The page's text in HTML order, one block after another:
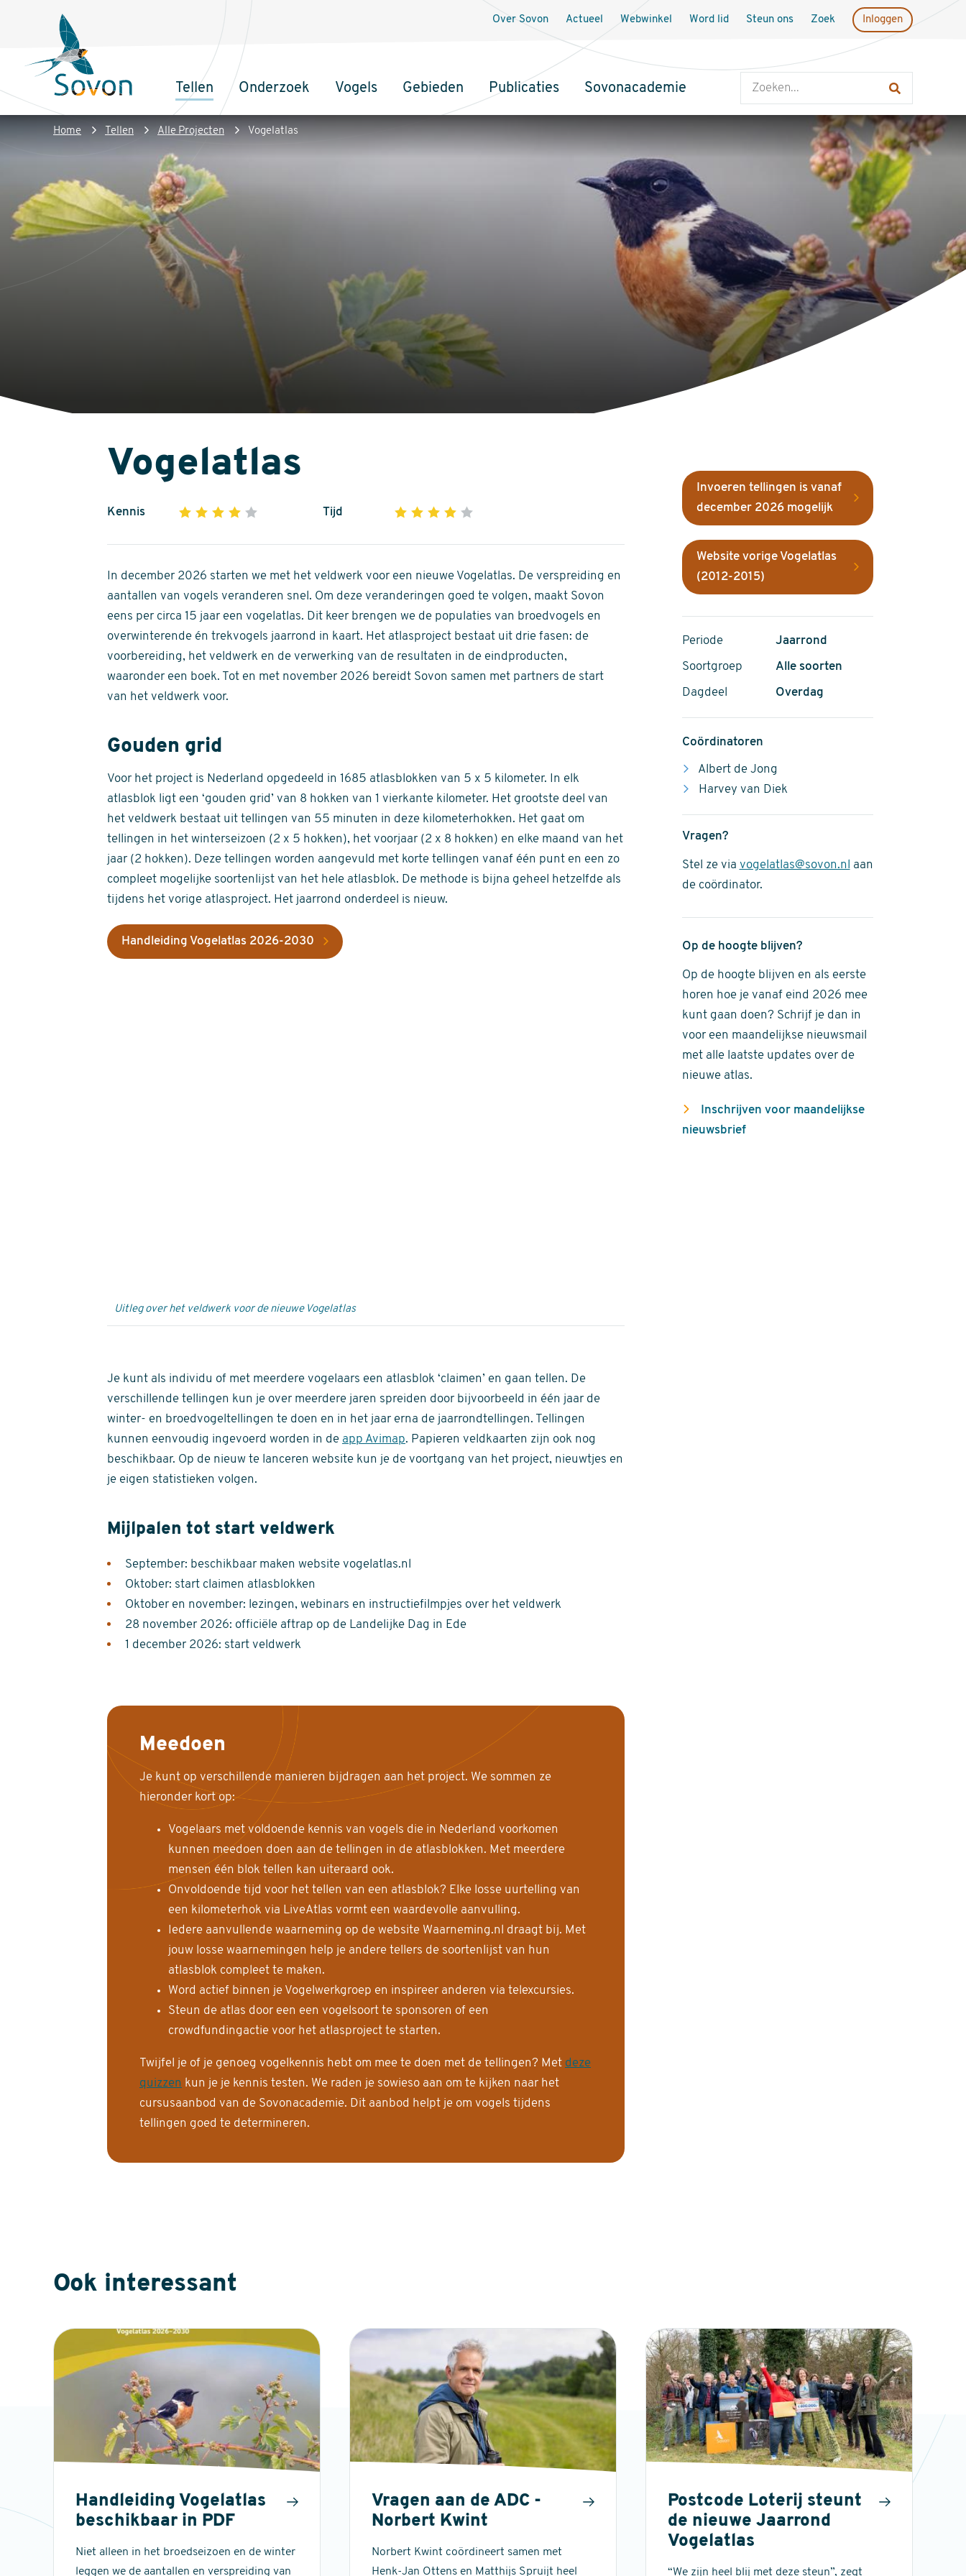
inhoud
Sovon
Homepage
Hoofdnavigatie
Tellen Onderzoek Vogels Gebieden Publicaties Sovonacademie
Over Sovon Actueel Webwinkel Word lid Steun ons Zoek Inloggen
Kruimelpad
Home Tellen Alle Projecten Vogelatlas
Vogelatlas
Kennis 1 2 3 4
of
5
stars
Tijd 1 2 3 4
of
5
stars
In december 2026 starten we met het veldwerk voor een nieuwe Vogelatlas. De verspreiding en
aantallen van vogels veranderen snel. Om deze veranderingen goed te volgen, maakt Sovon
eens per circa 15 jaar een vogelatlas. Dit keer brengen we de populaties van broedvogels en
overwinterende én trekvogels jaarrond in kaart. Het atlasproject bestaat uit drie fasen: de
voorbereiding, het veldwerk en de verwerking van de resultaten in de eindproducten,
waaronder een boek. Tot en met november 2026 bereidt Sovon samen met partners de start
van het veldwerk voor.
Gouden grid
Voor het project is Nederland opgedeeld in 1685 atlasblokken van 5 x 5 kilometer. In elk
atlasblok ligt een ‘gouden grid’ van 8 hokken van 1 vierkante kilometer. Het grootste deel van
het veldwerk bestaat uit tellingen van 55 minuten in deze kilometerhokken. Het gaat om
tellingen in het winterseizoen (2 x 5 hokken), het voorjaar (2 x 8 hokken) en elke maand van het
jaar (2 hokken). Deze tellingen worden aangevuld met korte tellingen vanaf één punt en een zo
compleet mogelijke soortenlijst van het hele atlasblok. De methode is bijna geheel hetzelfde als
tijdens het vorige atlasproject. Het jaarrond onderdeel is nieuw.
Handleiding Vogelatlas 2026-2030
Uitleg over het veldwerk voor de nieuwe Vogelatlas
Je kunt als individu of met meerdere vogelaars een atlasblok ‘claimen’ en gaan tellen. De
verschillende tellingen kun je over meerdere jaren spreiden door bijvoorbeeld in één jaar de
winter- en broedvogeltellingen te doen en in het jaar erna de jaarrondtellingen. Tellingen
kunnen eenvoudig ingevoerd worden in de app Avimap. Papieren veldkaarten zijn ook nog
beschikbaar. Op de nieuw te lanceren website kun je de voortgang van het project, nieuwtjes en
je eigen statistieken volgen.
Mijlpalen tot start veldwerk
September: beschikbaar maken website vogelatlas.nl
Oktober: start claimen atlasblokken
Oktober en november: lezingen, webinars en instructiefilmpjes over het veldwerk
28 november 2026: officiële aftrap op de Landelijke Dag in Ede
1 december 2026: start veldwerk
Meedoen
Je kunt op verschillende manieren bijdragen aan het project. We sommen ze
hieronder kort op:
Vogelaars met voldoende kennis van vogels die in Nederland voorkomen
kunnen meedoen doen aan de tellingen in de atlasblokken. Met meerdere
mensen één blok tellen kan uiteraard ook.
Onvoldoende tijd voor het tellen van een atlasblok? Elke losse uurtelling van
een kilometerhok via LiveAtlas vormt een waardevolle aanvulling.
Iedere aanvullende waarneming op de website Waarneming.nl draagt bij. Met
jouw losse waarnemingen help je andere tellers de soortenlijst van hun
atlasblok compleet te maken.
Word actief binnen je Vogelwerkgroep en inspireer anderen via telexcursies.
Steun de atlas door een een vogelsoort te sponsoren of een
crowdfundingactie voor het atlasproject te starten.
Twijfel je of je genoeg vogelkennis hebt om mee te doen met de tellingen? Met deze
quizzen kun je je kennis testen. We raden je sowieso aan om te kijken naar het
cursusaanbod van de Sovonacademie. Dit aanbod helpt je om vogels tijdens
tellingen goed te determineren.
Invoeren tellingen is vanaf
december 2026 mogelijk
Website vorige Vogelatlas
(2012-2015)
Periode Jaarrond
Soortgroep Alle soorten
Dagdeel Overdag
Coördinatoren
Albert de Jong
Harvey van Diek
Vragen?
Stel ze via vogelatlas@sovon.nl
aan
de coördinator.
Op de hoogte blijven?
Op de hoogte blijven en als eerste
horen hoe je vanaf eind 2026 mee
kunt gaan doen? Schrijf je dan in
voor een maandelijkse nieuwsmail
met alle laatste updates over de
nieuwe atlas.
Inschrijven voor maandelijkse
nieuwsbrief
Ook interessant
Handleiding Vogelatlas
beschikbaar in PDF
Niet alleen in het broedseizoen en de winter
leggen we de aantallen en verspreiding van
Vragen aan de ADC -
Norbert Kwint
Norbert Kwint coördineert samen met
Henk-Jan Ottens en Matthijs Spruijt heel
Postcode Loterij steunt
de nieuwe Jaarrond
Vogelatlas
“We zijn heel blij met deze steun”, zegt